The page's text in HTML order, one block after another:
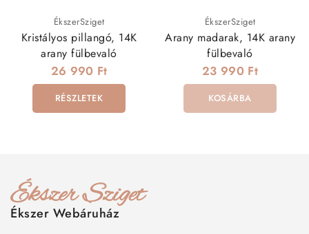
ÉkszerSziget
Kristályos pillangó, 14K
arany fülbevaló
26 990 Ft
RÉSZLETEK
ÉkszerSziget
Arany madarak, 14K arany
fülbevaló
23 990 Ft
KOSÁRBA
Ékszer Webáruház